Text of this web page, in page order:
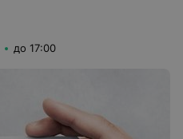
до 17:00